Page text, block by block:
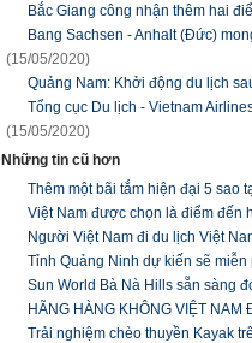
Bắc Giang công nhận thêm hai
Bang Sachsen - Anhalt (Đức)
(15/05/2020)
Quảng Nam: Khởi động du lịch
Tổng cục Du lịch - Vietnam
(15/05/2020)
Những tin cũ hơn
Thêm một bãi tắm hiện đại 5 sao
Việt Nam được chọn là điểm đến
Người Việt Nam đi du lịch Việt
Tỉnh Quảng Ninh dự kiến sẽ
Sun World Bà Nà Hills sẵn sàng
HÃNG HÀNG KHÔNG VIỆT
Trải nghiệm chèo thuyền Kayak